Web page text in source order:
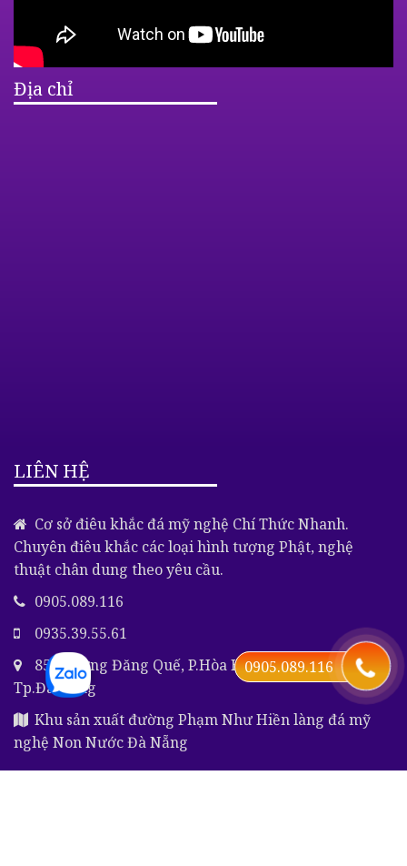
Địa chỉ
LIÊN HỆ
Cơ sở điêu khắc đá mỹ nghệ Chí Thức Nhanh.
Chuyên điêu khắc các loại hình tượng Phật, nghệ
thuật chân dung theo yêu cầu.
0905.089.116
0935.39.55.61
85 Trương Đăng Quế, P.Hòa Hải, Q.Ngũ Hành Sơn,
Tp.Đà Nẵng
Khu sản xuất đường Phạm Như Hiền làng đá mỹ
nghệ Non Nước Đà Nẵng
0905.089.116